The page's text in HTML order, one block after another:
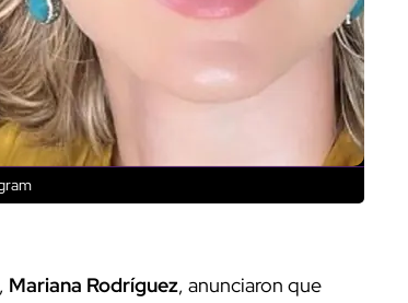
Mariana Rodríguez, anunciaron que